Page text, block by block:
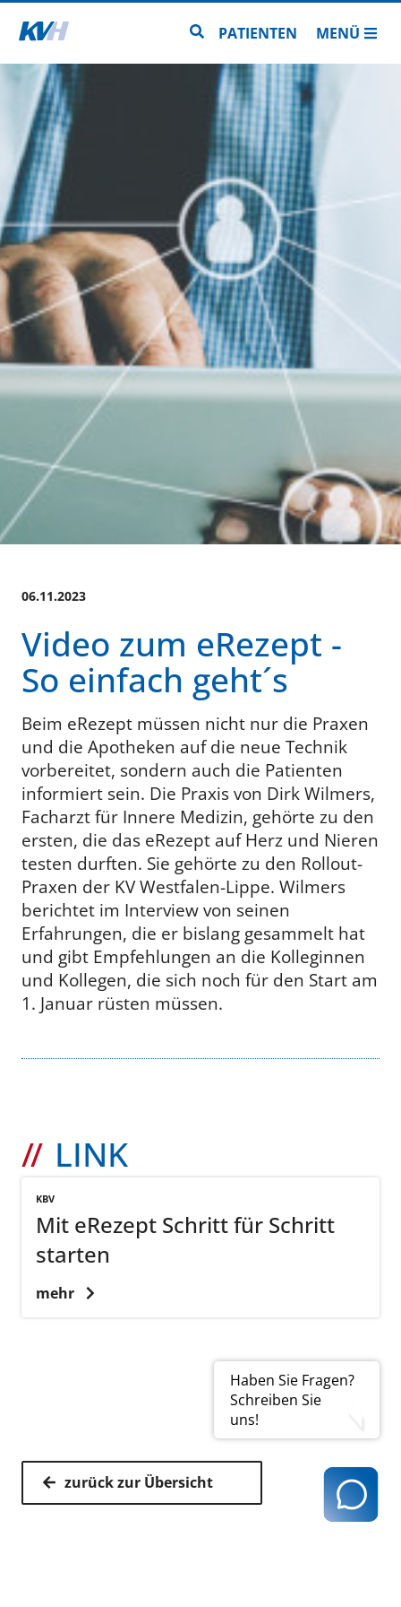
Zur Startseite Zur Seitensuche
PATIENTEN MENÜ
Haben Sie Fragen?
Schreiben Sie
uns!
06.11.2023
Video zum eRezept -
So einfach geht´s
Beim eRezept müssen nicht nur die Praxen
und die Apotheken auf die neue Technik
vorbereitet, sondern auch die Patienten
informiert sein. Die Praxis von Dirk Wilmers,
Facharzt für Innere Medizin, gehörte zu den
ersten, die das eRezept auf Herz und Nieren
testen durften. Sie gehörte zu den Rollout-
Praxen der KV Westfalen-Lippe. Wilmers
berichtet im Interview von seinen
Erfahrungen, die er bislang gesammelt hat
und gibt Empfehlungen an die Kolleginnen
und Kollegen, die sich noch für den Start am
1. Januar rüsten müssen.
LINK
KBV
Mit eRezept Schritt für Schritt
starten
mehr
zurück zur Übersicht